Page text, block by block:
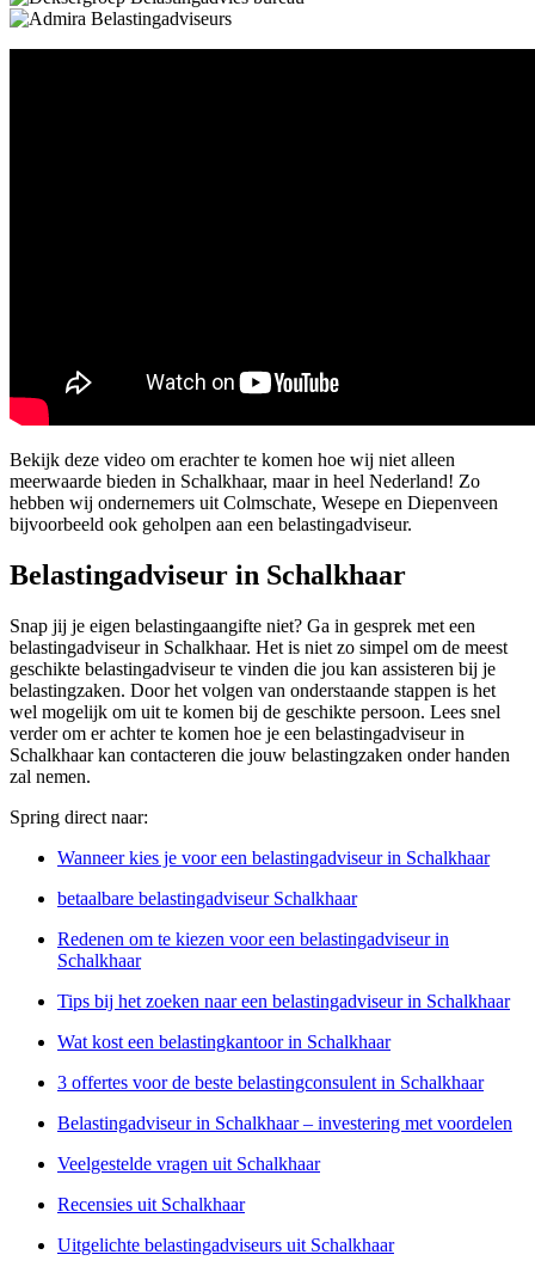
Bekijk deze video om erachter te komen hoe wij niet alleen
meerwaarde bieden in Schalkhaar, maar in heel Nederland! Zo
hebben wij ondernemers uit Colmschate, Wesepe en Diepenveen
bijvoorbeeld ook geholpen aan een belastingadviseur.
Belastingadviseur in Schalkhaar
Snap jij je eigen belastingaangifte niet? Ga in gesprek met een
belastingadviseur in Schalkhaar. Het is niet zo simpel om de meest
geschikte belastingadviseur te vinden die jou kan assisteren bij je
belastingzaken. Door het volgen van onderstaande stappen is het
wel mogelijk om uit te komen bij de geschikte persoon. Lees snel
verder om er achter te komen hoe je een belastingadviseur in
Schalkhaar kan contacteren die jouw belastingzaken onder handen
zal nemen.
Spring direct naar:
Wanneer kies je voor een belastingadviseur in Schalkhaar
betaalbare belastingadviseur Schalkhaar
Redenen om te kiezen voor een belastingadviseur in
Schalkhaar
Tips bij het zoeken naar een belastingadviseur in Schalkhaar
Wat kost een belastingkantoor in Schalkhaar
3 offertes voor de beste belastingconsulent in Schalkhaar
Belastingadviseur in Schalkhaar – investering met voordelen
Veelgestelde vragen uit Schalkhaar
Recensies uit Schalkhaar
Uitgelichte belastingadviseurs uit Schalkhaar